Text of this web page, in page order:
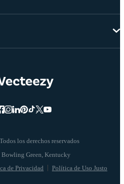
los derechos reservados
de Privacidad Política de Uso Justo